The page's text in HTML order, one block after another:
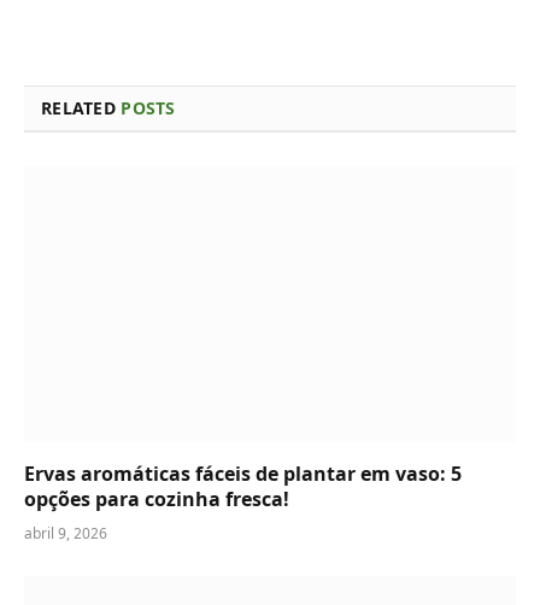
RELATED POSTS
Ervas aromáticas fáceis de plantar em vaso: 5
opções para cozinha fresca!
abril 9, 2026